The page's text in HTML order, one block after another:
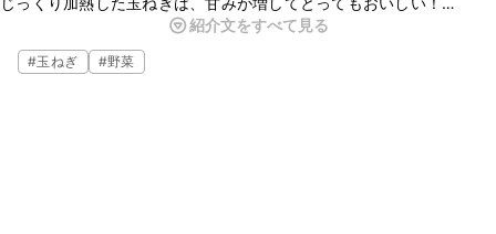
肉や魚がなくたって、しっかりと味がしみているので食べ応えがあり
ます。
軽めの夜ごはんや夜食にピッタリの、簡単レシピです。
紹介文をすべて見る
#玉ねぎ #野菜